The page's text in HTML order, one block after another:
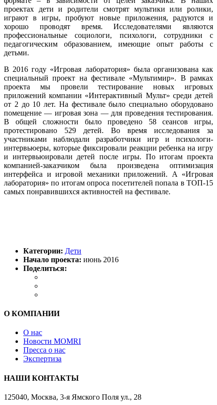
проектах дети и родители смотрят мультики или ролики,
играют в игры, пробуют новые приложения, радуются и
хорошо проводят время. Исследователями являются
профессиональные социологи, психологи, сотрудники с
педагогическим образованием, имеющие опыт работы с
детьми.
В 2016 году «Игровая лаборатория» была организована как
специальный проект на фестивале «Мультимир». В рамках
проекта мы провели тестирование новых игровых
приложений компании «Интерактивный Мульт» среди детей
от 2 до 10 лет. На фестивале было специально оборудовано
помещение — игровая зона — для проведения тестирования.
В общей сложности было проведено 58 сеансов игры,
протестировано 529 детей. Во время исследования за
участниками наблюдали разработчики игр и психологи-
интервьюеры, которые фиксировали реакции ребенка на игру
и интервьюировали детей после игры. По итогам проекта
компанией-заказчиком была произведена оптимизация
интерфейса и игровой механики приложений. А «Игровая
лаборатория» по итогам опроса посетителей попала в ТОП-15
самых понравившихся активностей на фестивале.
Категории: Дети
Начало проекта: июнь 2016
Поделиться:
О КОМПАНИИ
О нас
Новости MOMRI
Пресса о нас
Экспертиза
НАШИ КОНТАКТЫ
125040, Москва, 3-я Ямского Поля ул., 28